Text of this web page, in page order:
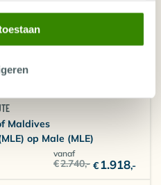
Maldives
op Male (MLE)
vanaf
€ 1.918,-
€2.740,-